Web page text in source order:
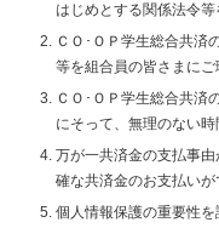
はじめとする関係法令等
ＣＯ･ＯＰ学生総合共済
等を組合員の皆さまにご
ＣＯ･ＯＰ学生総合共済
にそって、無理のない時
万が一共済金の支払事
確な共済金のお支払いが
個人情報保護の重要性を